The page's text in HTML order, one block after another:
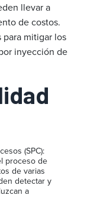
llevar a
de costos.
mitigar los
inyección de
(SPC):
proceso de
de varias
detectar y
a